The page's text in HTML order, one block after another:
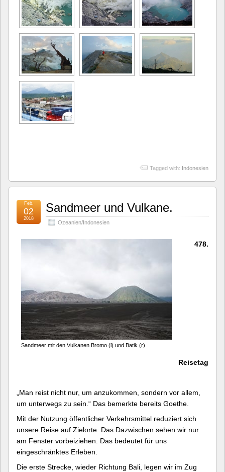
Tagged with: Indonesien
Sandmeer und Vulkane.
Ozeanien/Indonesien
Feb.
02
2018
Sandmeer mit den Vulkanen Bromo (l) und Batik (r)
478.
Reisetag
„Man reist nicht nur, um anzukommen, sondern vor allem,
um unterwegs zu sein.“ Das bemerkte bereits Goethe.
Mit der Nutzung öffentlicher Verkehrsmittel reduziert sich
unsere Reise auf Zielorte. Das Dazwischen sehen wir nur
am Fenster vorbeiziehen. Das bedeutet für uns
eingeschränktes Erleben.
Die erste Strecke, wieder Richtung Bali, legen wir im Zug